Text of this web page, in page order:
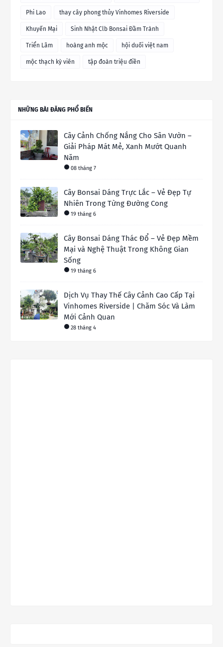
Phi Lao thay cây phong thủy Vinhomes Riverside
Khuyến Mại Sinh Nhật Clb Bonsai Đầm Trành
Triển Lãm hoàng anh mộc hội duối việt nam
mộc thạch kỳ viên tập đoàn triệu điền
NHỮNG BÀI ĐĂNG PHỔ BIẾN
Cây Cảnh Chống Nắng Cho Sân Vườn –
Giải Pháp Mát Mẻ, Xanh Mướt Quanh
Năm
08 tháng 7
Cây Bonsai Dáng Trực Lắc – Vẻ Đẹp Tự
Nhiên Trong Từng Đường Cong
19 tháng 6
Cây Bonsai Dáng Thác Đổ – Vẻ Đẹp Mềm
Mại và Nghệ Thuật Trong Không Gian
Sống
19 tháng 6
Dịch Vụ Thay Thế Cây Cảnh Cao Cấp Tại
Vinhomes Riverside | Chăm Sóc Và Làm
Mới Cảnh Quan
28 tháng 4